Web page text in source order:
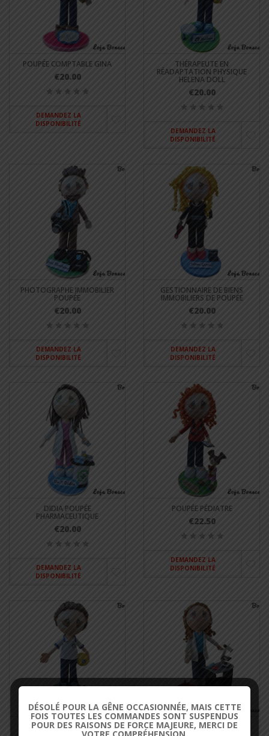
POUPÉE COMPTABLE GINA
€20.00
DEMANDEZ LA
DISPONIBILITÉ
THÉRAPEUTE EN
RÉADAPTATION PHYSIQUE
HELENA DOLL
€20.00
DEMANDEZ LA
DISPONIBILITÉ
PHOTOGRAPHE IMMOBILIER
POUPÉE
€20.00
DEMANDEZ LA
DISPONIBILITÉ
GESTIONNAIRE DE BIENS
IMMOBILIERS DE POUPÉE
€20.00
DEMANDEZ LA
DISPONIBILITÉ
DIDIA POUPÉE
PHARMACEUTIQUE
€20.00
DEMANDEZ LA
DISPONIBILITÉ
POUPÉE PÉDIATRE
€22.50
DEMANDEZ LA
DISPONIBILITÉ
JOAN DE POUPÉE DE SONJA POUPÉE BIOMÉDICALE
DÉSOLÉ POUR LA GÊNE OCCASIONNÉE, MAIS CETTE
FOIS TOUTES LES COMMANDES SONT SUSPENDUS
POUR DES RAISONS DE FORCE MAJEURE, MERCI DE